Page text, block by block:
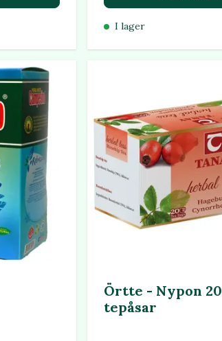
I lager
Örtte - Nypon 20
tepåsar